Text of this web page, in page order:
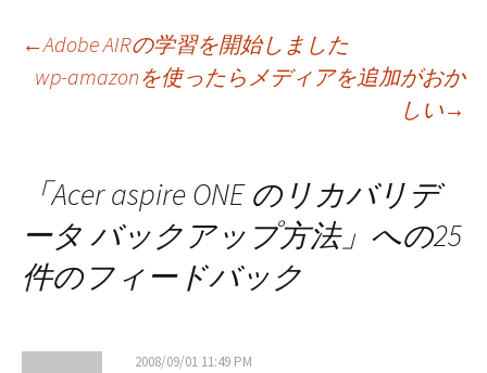
投
ナ
ビ
←Adobe AIRの学習を開始しました
wp-amazonを使ったらメディアを追加がおか
しい→
「Acer aspire ONE のリカバリデ
ータ バックアップ方法」への25
件のフィードバック
2008/09/01 11:49 PM